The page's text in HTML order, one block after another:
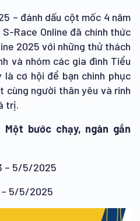
– đánh dấu cột mốc 4 năm
Race Online đã chính thức
2025 với những thử thách
và nhóm các gia đình Tiểu
là cơ hội để bạn chinh phục
cùng người thân yêu và rinh
trị.
Một bước chạy, ngàn gắn
– 5/5/2025
– 5/5/2025